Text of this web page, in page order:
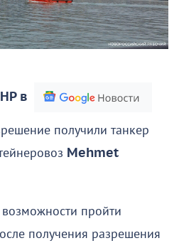
в
получили танкер
Mehmet
пройти
получения разрешения